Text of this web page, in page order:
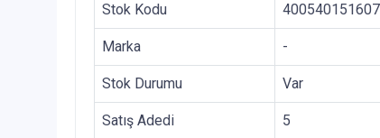
Stok Kodu
Marka -
Stok Durumu Var
Satış Adedi 5